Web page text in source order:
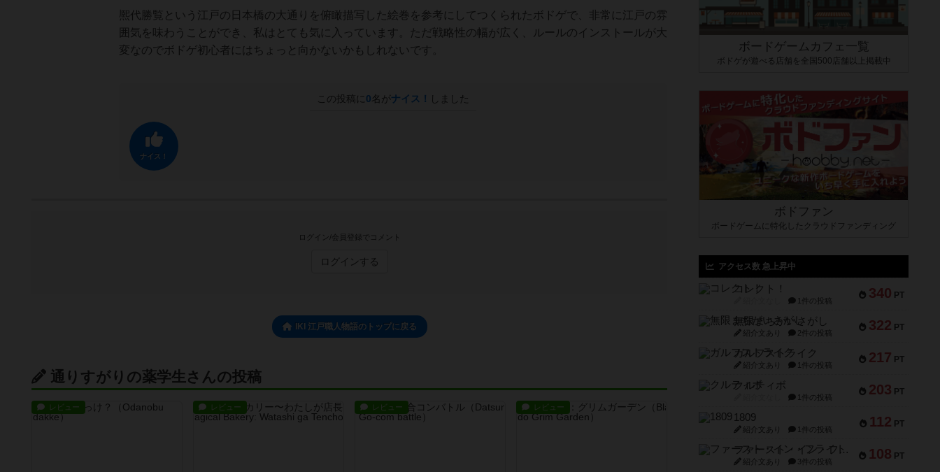
熈代勝覧という江戸の日本橋の大通りを俯瞰描写した絵巻を参考にしてつくられたボドゲで、非常に江戸の雰
囲気を味わうことができ、私はとても気に入っています。ただ戦略性の幅が広く、ルールのインストールが大
変なのでボドゲ初心者にはちょっと向かないかもしれないです。
この投稿に 0名がナイス！ しました
ナイス！
ログイン/会員登録でコメント
ログインする
IKI 江戸職人物語のトップに戻る
通りすがりの薬学生さんの投稿
レビュー レビュー レビュー レビュー
ボードゲームカフェ一覧
ボドゲが遊べる店舗を全国500店舗以上掲載中
ボドファン
ボードゲームに特化したクラウドファンディング
アクセス数 急上昇中
340 PT
コレクト！
1件の投稿
322 PT
無限まちがいさがし
紹介文あり 2件の投稿
217 PT
ガルフストライク
紹介文あり 1件の投稿
203 PT
クルティボ
1件の投稿
112 PT
1809
紹介文あり 1件の投稿
108 PT
ファースト・イン・フライト
紹介文あり 3件の投稿